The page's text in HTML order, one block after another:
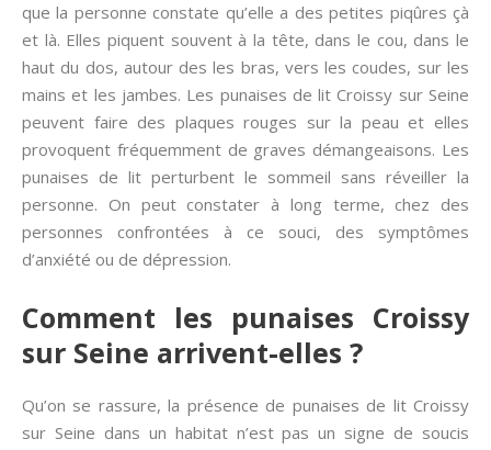
que la personne constate qu’elle a des petites piqûres çà
et là. Elles piquent souvent à la tête, dans le cou, dans le
haut du dos, autour des les bras, vers les coudes, sur les
mains et les jambes. Les punaises de lit Croissy sur Seine
peuvent faire des plaques rouges sur la peau et elles
provoquent fréquemment de graves démangeaisons. Les
punaises de lit perturbent le sommeil sans réveiller la
personne. On peut constater à long terme, chez des
personnes confrontées à ce souci, des symptômes
d’anxiété ou de dépression.
Comment les punaises Croissy
sur Seine arrivent-elles ?
Qu’on se rassure, la présence de punaises de lit Croissy
sur Seine dans un habitat n’est pas un signe de soucis